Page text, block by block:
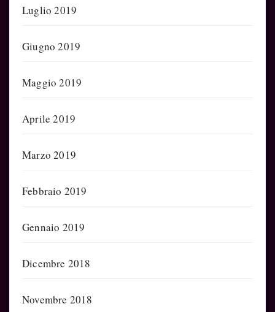
Luglio 2019
Giugno 2019
Maggio 2019
Aprile 2019
Marzo 2019
Febbraio 2019
Gennaio 2019
Dicembre 2018
Novembre 2018